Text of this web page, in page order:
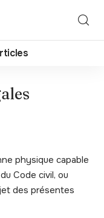
physique capable
Code civil, ou
des présentes